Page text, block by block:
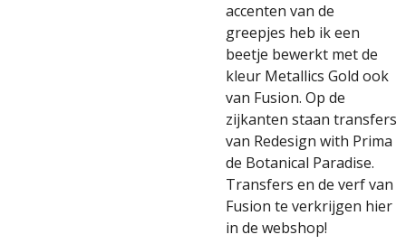
accenten van de
greepjes heb ik een
beetje bewerkt met de
kleur Metallics Gold ook
van Fusion. Op de
zijkanten staan transfers
van Redesign with Prima
de Botanical Paradise.
Transfers en de verf van
Fusion te verkrijgen hier
in de webshop!